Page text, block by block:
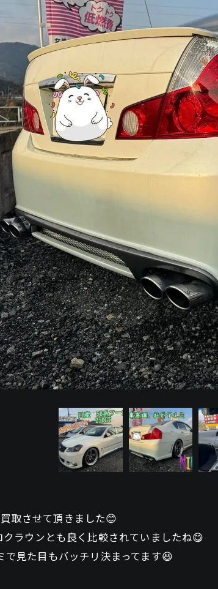
取させて頂きました😊
ラウンとも良く比較されていましたね😋
で見た目もバッチリ決まってます😆